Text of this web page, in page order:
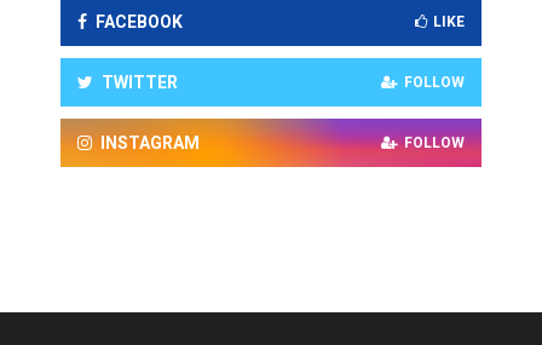
FACEBOOK LIKE
TWITTER FOLLOW
INSTAGRAM FOLLOW